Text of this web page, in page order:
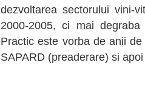
dezvoltarea sectorului vini-
2000-2005, ci mai
Practic este vorba de anii
SAPARD (preaderare) si